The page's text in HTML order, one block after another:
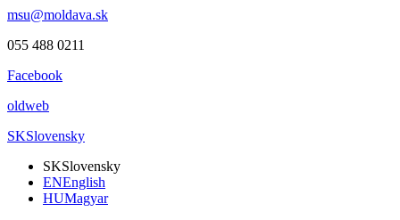
msu@moldava.sk
055 488 0211
Facebook
oldweb
SKSlovensky
SKSlovensky
ENEnglish
HUMagyar